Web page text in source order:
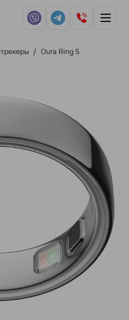
/ Oura Ring 5